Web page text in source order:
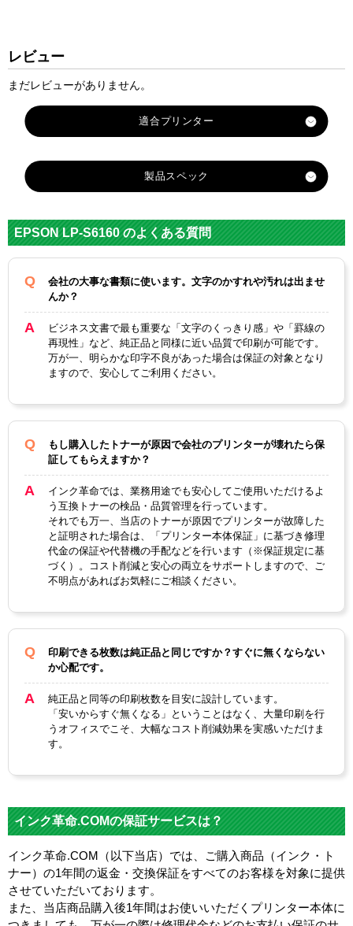
レビュー
まだレビューがありません。
製品スペック
メーカ
ー
エプソン
対応
純正型
番
LPC3T3
LPC3T3
5Y イ
エロー
LPC3T3
5C シ
アン
LPC3T3
ンタ
カラー
ブラッ
ク
イエロ
ー
シアン
マゼン
タ
プ
イプ
互換トナー
EPSON LP-S6160 のよくある質問
会社の大事な書類に使います。文字のかすれや汚れは出ませ
んか？
ビジネス文書で最も重要な「文字のくっきり感」や「罫線の
再現性」など、純正品と同様に近い品質で印刷が可能です。
万が一、明らかな印字不良があった場合は保証の対象となり
ますので、安心してご利用ください。
もし購入したトナーが原因で会社のプリンターが壊れたら保
証してもらえますか？
インク革命では、業務用途でも安心してご使用いただけるよ
う互換トナーの検品・品質管理を行っています。
それでも万一、当店のトナーが原因でプリンターが故障した
と証明された場合は、「プリンター本体保証」に基づき修理
代金の保証や代替機の手配などを行います（※保証規定に基
づく）。コスト削減と安心の両立をサポートしますので、ご
不明点があればお気軽にご相談ください。
印刷できる枚数は純正品と同じですか？すぐに無くならない
か心配です。
純正品と同等の印刷枚数を目安に設計しています。
「安いからすぐ無くなる」ということはなく、大量印刷を行
うオフィスでこそ、大幅なコスト削減効果を実感いただけま
す。
インク革命.COMの保証サービスは？
インク革命.COM（以下当店）では、ご購入商品（インク・ト
ナー）の1年間の返金・交換保証をすべてのお客様を対象に提供
させていただいております。
また、当店商品購入後1年間はお使いいただくプリンター本体に